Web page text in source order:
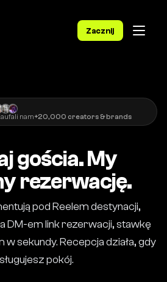
Zacznij
nam+20,000 creators & brands
gościa. My
rezerwację.
pod Reelem destynacji,
DM-em link rezerwacji, stawkę
w sekundy. Recepcja działa, gdy
pokój.